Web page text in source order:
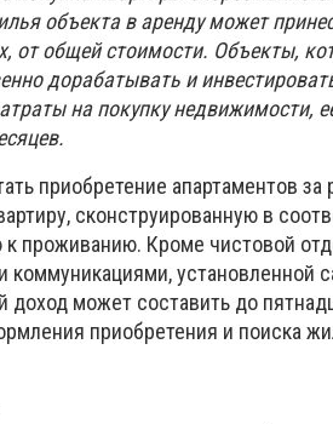
объекта в аренду может
от общей стоимости. Объекты,
дорабатывать и
на покупку недвижимости,
приобретение апартаментов за
сконструированную в
проживанию. Кроме чистовой
установленной
доход может составить до
приобретения и поиска